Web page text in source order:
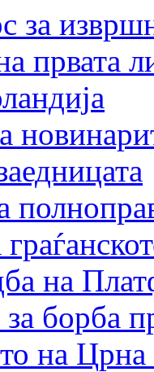
за
првата
на
борба
на Црна